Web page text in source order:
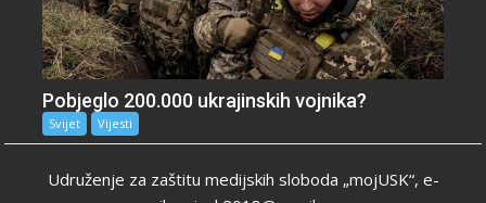
Pobjeglo 200.000 ukrajinskih vojnika?
Svijet Vijesti
Udruženje za zaštitu medijskih sloboda „mojUSK“, e-